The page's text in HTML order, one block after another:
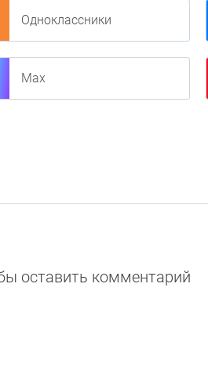
Одноклассники
Max
оставить комментарий